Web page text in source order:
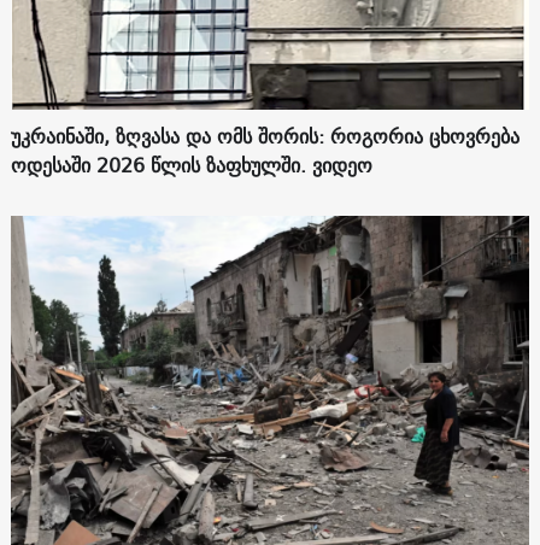
უკრაინაში, ზღვასა და ომს შორის: როგორია ცხოვრება
ოდესაში 2026 წლის ზაფხულში. ვიდეო